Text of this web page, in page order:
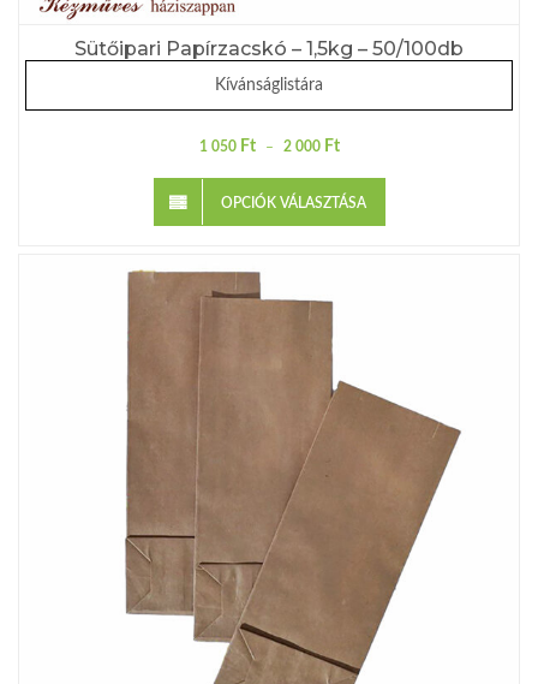
Sütőipari Papírzacskó – 1,5kg – 50/100db
Kívánságlistára
1 050 Ft – 2 000 Ft
OPCIÓK VÁLASZTÁSA